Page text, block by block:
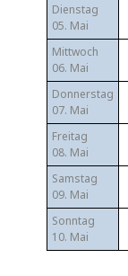
Dienstag
05. Mai
Mittwoch
06. Mai
Donnerstag
07. Mai
Freitag
08. Mai
Samstag
09. Mai
Sonntag
10. Mai